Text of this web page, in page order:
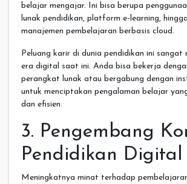
belajar mengajar. Ini bisa berupa
lunak pendidikan, platform e-learning,
manajemen pembelajaran berbasis cloud.
Peluang karir di dunia pendidikan ini sangat
era digital saat ini. Anda bisa bekerja
perangkat lunak atau bergabung dengan
untuk menciptakan pengalaman belajar
dan efisien.
3. Pengembang
Pendidikan Digital
Meningkatnya minat terhadap